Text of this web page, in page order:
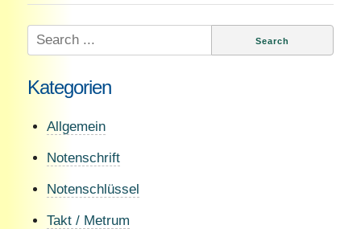
Search
for:
Kategorien
Allgemein
Notenschrift
Notenschlüssel
Takt / Metrum